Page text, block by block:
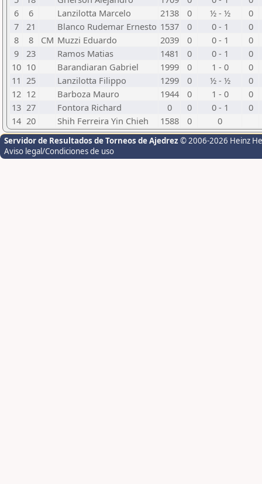
6
6 Lanzilotta Marcelo 2138 0 ½ - ½
0
7
21 Blanco Rudemar Ernesto 1537 0 0 - 1
0
8
8 CM Muzzi Eduardo 2039 0 0 - 1
0
9
23 Ramos Matias 1481 0 0 - 1
0
10 10 Barandiaran Gabriel 1999 0 1 - 0
0
11 25 Lanzilotta Filippo 1299 0 ½ - ½
0
12 12 Barboza Mauro 1944 0 1 - 0
0
13 27 Fontora Richard 0 0 0 - 1
0
14 20 Shih Ferreira Yin Chieh 1588 0 0
Servidor de Resultados de Torneos de Ajedrez © 2006-2026 Heinz
Aviso legal/Condiciones de uso